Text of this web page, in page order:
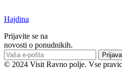
Hajdina
Prijavite se na
novosti o ponudnikih.
Prijava
© 2024 Visit Ravno polje. Vse